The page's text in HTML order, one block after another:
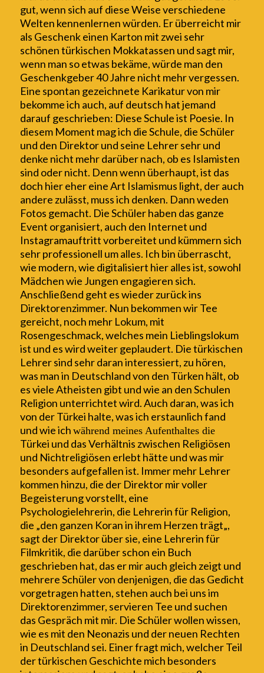
gut, wenn sich auf diese Weise verschiedene
Welten kennenlernen würden. Erüberreicht mir
als Geschenk einen Karton mit zwei sehr
schönen türkischen Mokkatassen und sagt mir,
wenn man so etwas bekäme, würde man den
Geschenkgeber 40 Jahre nicht mehr vergessen.
Eine spontan gezeichnete Karikaturvon mir
bekommeich auch, auf deutsch hatjemand
darauf geschrieben: Diese Schule ist Poesie. In
diesem Moment mag ich die Schule, die Schüler
und den Direktor und seine Lehrer sehr und
denke nicht mehr darüber nach, ob es Islamisten
sind oder nicht. Denn wenn überhaupt, ist das
doch hier eher eine Art Islamismus light, der auch
andere zulässt, muss ich denken. Dann weden
Fotos gemacht. Die Schüler haben das ganze
Event organisiert, auch den Internet und
Instagramauftritt vorbereitet und kümmern sich
sehr professionell um alles. Ich bin überrascht,
wie modern, wie digitalisiert hier allesist, sowohl
Mädchen wie Jungen engagieren sich.
Anschließend geht es wieder zurück ins
Direktorenzimmer. Nun bekommenwir Tee
gereicht, noch mehr Lokum, mit
Rosengeschmack,welches mein Lieblingslokum
ist und es wirdweiter geplaudert. Die türkischen
Lehrer sind sehr daran interessiert, zu hören,
was man in Deutschland von den Türken hält, ob
es viele Atheisten gibt und wie an den Schulen
Religion unterrichtet wird. Auch daran, was ich
von der Türkei halte, was ich erstaunlich fand
und wie ich während meines Aufenthaltes die
Türkei und das Verhältnis zwischen Religiösen
und Nichtreligiösen erlebt hätte und was mir
besonders aufgefallenist. Immer mehr Lehrer
kommen hinzu, die der Direktor mir voller
Begeisterung vorstellt, eine
Psychologielehrerin, die Lehrerin für Religion,
die „den ganzen Koran in ihrem Herzen trägt„,
sagt der Direktorüber sie, eine Lehrerin für
Filmkritik, die darüber schon ein Buch
geschrieben hat, das ermirauch gleich zeigt und
mehrere Schüler von denjenigen, die das Gedicht
vorgetragen hatten, stehen auch bei unsim
Direktorenzimmer, servieren Tee und suchen
das Gespräch mit mir. Die Schüler wollen wissen,
wie es mit den Neonazis und der neuen Rechten
in Deutschland sei. Einerfragt mich, welcher Teil
der türkischen Geschichte mich besonders